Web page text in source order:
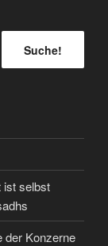
Suche!
ist selbst
der Konzerne